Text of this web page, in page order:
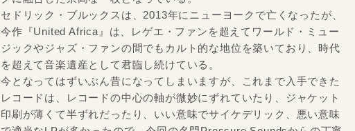
セドリック・ブルックスは、2013年にニューヨークで亡くなったが、
今作『United Africa』は、レゲエ・ファンを超えてワールド・ミュー
ジックやジャズ・ファンの間でもカルト的な地位を築いており、時代
を超えて音楽遺産として君臨し続けている。
今となってはずいぶん昔になってしまいますが、これまで入手できた
レコードは、レコードの中心の軸が微妙にずれていたり、ジャケット
印刷が薄くて半ずれだったり、いい意味でサイケデリック、悪い意味